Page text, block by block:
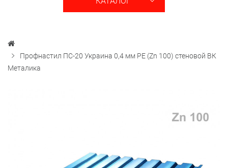
Профнастил ПС-20 Украина 0,4 мм РЕ (Zn 100) стеновой ВК
Металика